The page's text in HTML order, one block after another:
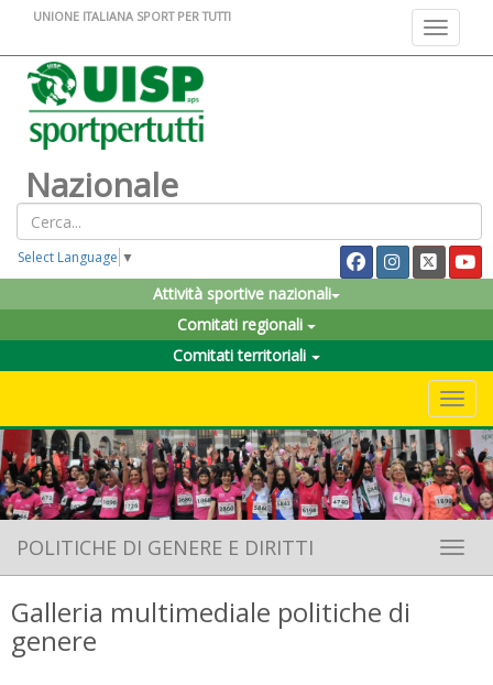
Toggle
UNIONE ITALIANA SPORT PER TUTTI
Nazionale
Select Language ▼
Attività sportive nazionali
Comitati regionali
Comitati territoriali
POLITICHE DI GENERE E DIRITTI
Galleria multimediale politiche di
genere